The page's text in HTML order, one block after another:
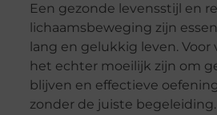
Een gezonde levensstijl en
lichaamsbeweging zijn
lang en gelukkig leven. Voor
het echter moeilijk zijn om
blijven en effectieve
zonder de juiste